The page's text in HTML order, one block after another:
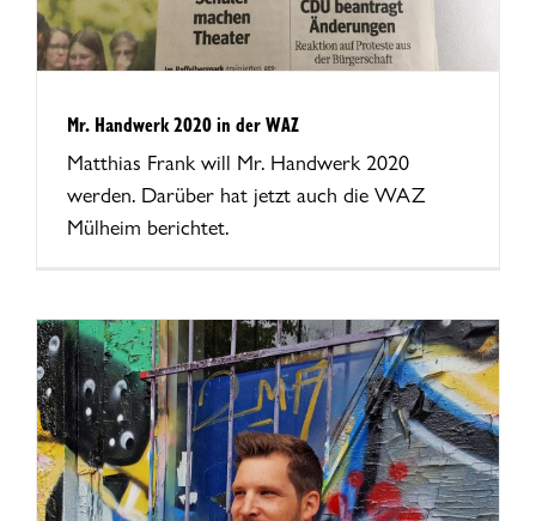
Mr. Handwerk 2020 in der WAZ
Matthias Frank will Mr. Handwerk 2020
werden. Darüber hat jetzt auch die WAZ
Mülheim berichtet.